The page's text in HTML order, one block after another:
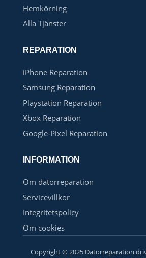
Hemkörning
Alla Tjänster
REPARATION
iPhone Reparation
Samsung Reparation
Playstation Reparation
Xbox Reparation
Google-Pixel Reparation
INFORMATION
Om datorreparation
Servicevillkor
Integritetspolicy
Om cookies
Copyright © 2025 Datorreparation